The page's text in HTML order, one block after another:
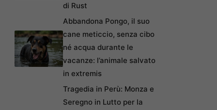
di Rust
Abbandona Pongo, il suo
cane meticcio, senza cibo
né acqua durante le
vacanze: l’animale salvato
in extremis
Tragedia in Perù: Monza e
Seregno in Lutto per la